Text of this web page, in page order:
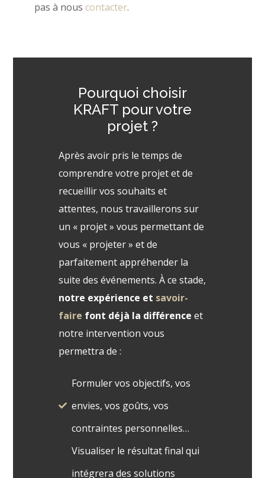
pas à nous contacter.
Pourquoi choisir
KRAFT pour votre
projet ?
Après avoir pris le temps de
comprendre votre projet et de
recueillir vos souhaits et
attentes, nous travaillerons sur
un « projet » vous permettant de
vous « projeter » et de
parfaitement appréhender la
suite des événements. À ce stade,
notre expérience et savoir-
faire font déjà la différence et
notre intervention vous
permettra de :
Formuler vos objectifs, vos
envies, vos goûts, vos
contraintes personnelles…
Visualiser le résultat final qui
intégrera des solutions